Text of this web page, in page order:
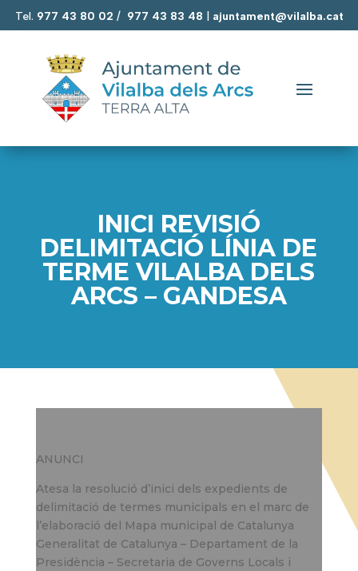
Tel. 977 43 80 02 / 977 43 83 48 ajuntament@vilalba.cat
INICI REVISIÓ
DELIMITACIÓ LÍNIA DE
TERME VILALBA DELS
ARCS – GANDESA
ANUNCI
Atesa la resolució d’inici dels expedients de
delimitació de termes municipals en el marc de
l’elaboració del Mapa municipal de Catalunya
Generalitat de Catalunya – Departament de la
Presidència – Secretaria de Governs Locals i